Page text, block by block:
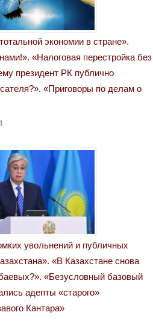
экономии в стране».
«Налоговая перестройка без
президент РК публично
«Приговоры по делам о
увольнений и публичных
«В Казахстане снова
«Безусловный базовый
адепты «старого»
Кантара»